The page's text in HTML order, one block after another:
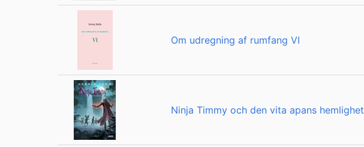
Om udregning af rumfang VI
Ninja Timmy och den vita apans hemlighet